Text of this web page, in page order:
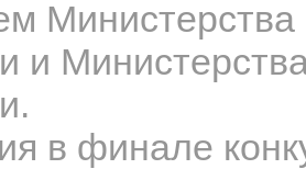
Министерства
и
в финале